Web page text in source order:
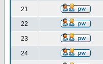
21
22
23
24